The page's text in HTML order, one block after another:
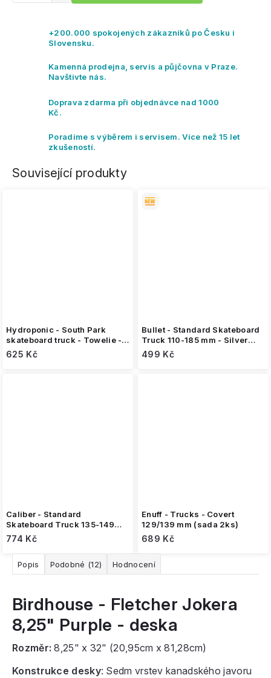
+200.000 spokojených zákazníků po Česku i
Slovensku.
Kamenná prodejna, servis a půjčovna v Praze.
Navštivte nás.
Doprava zdarma při objednávce nad 1000
Kč.
Poradíme s výběrem i servisem. Více než 15 let
zkušeností.
Související produkty
Hydroponic - South Park
skateboard truck - Towelie -
127-152 mm
625 Kč
Bullet - Standard Skateboard
Truck 110-185 mm - Silver
(1ks)
499 Kč
Caliber - Standard
Skateboard Truck 135-149
mm - Raw (1ks)
774 Kč
Enuff - Trucks - Covert
129/139 mm (sada 2ks)
689 Kč
Popis Podobné (12) Hodnocení
Birdhouse - Fletcher Jokera
8,25" Purple - deska
Rozměr: 8,25" x 32" (20,95cm x81,28cm)
Konstrukce desky: Sedm vrstev kanadského javoru